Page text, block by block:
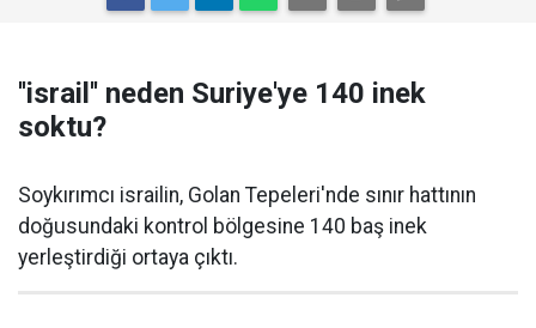
''israil'' neden Suriye'ye 140 inek
soktu?
Soykırımcı israilin, Golan Tepeleri'nde sınır hattının
doğusundaki kontrol bölgesine 140 baş inek
yerleştirdiği ortaya çıktı.